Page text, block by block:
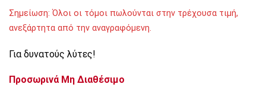
Σημείωση: Όλοι οι τόμοι πωλούνται στην τρέχουσα τιμή,
ανεξάρτητα από την αναγραφόμενη.
Για δυνατούς λύτες!
Προσωρινά Μη Διαθέσιμο